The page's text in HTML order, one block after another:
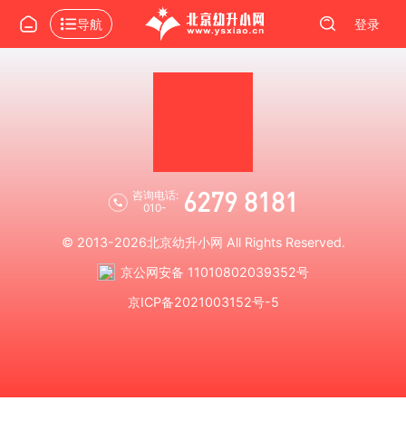
导航 登录
咨询电话:
010-
6279 8181
© 2013-2026北京幼升小网 All Rights Reserved.
京公网安备 11010802039352号
京ICP备2021003152号-5